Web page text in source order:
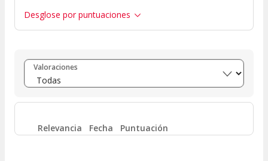
Desglose por puntuaciones
Entre 8 y 10 (1)
Entre 6 y 8 (0)
Entre 4 y 6 0
Valoraciones
Relevancia Fecha Puntuación